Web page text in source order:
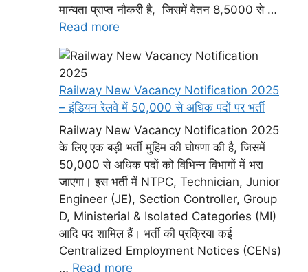
मान्यता प्राप्त नौकरी है, जिसमें वेतन 8,5000 से …
Read more
Railway New Vacancy Notification 2025
– इंडियन रेलवे में 50,000 से अधिक पदों पर भर्ती
Railway New Vacancy Notification 2025
के लिए एक बड़ी भर्ती मुहिम की घोषणा की है, जिसमें
50,000 से अधिक पदों को विभिन्न विभागों में भरा
जाएगा। इस भर्ती में NTPC, Technician, Junior
Engineer (JE), Section Controller, Group
D, Ministerial & Isolated Categories (MI)
आदि पद शामिल हैं। भर्ती की प्रक्रिया कई
Centralized Employment Notices (CENs)
… Read more